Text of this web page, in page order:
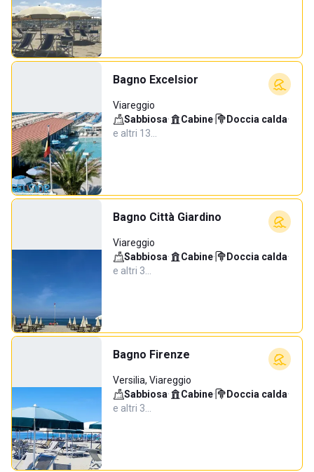
Bagno Excelsior
Viareggio
Sabbiosa· Cabine· Doccia calda·
e altri 13…
Bagno Città Giardino
Viareggio
Sabbiosa· Cabine· Doccia calda·
e altri 3…
Bagno Firenze
Versilia, Viareggio
Sabbiosa· Cabine· Doccia calda·
e altri 3…